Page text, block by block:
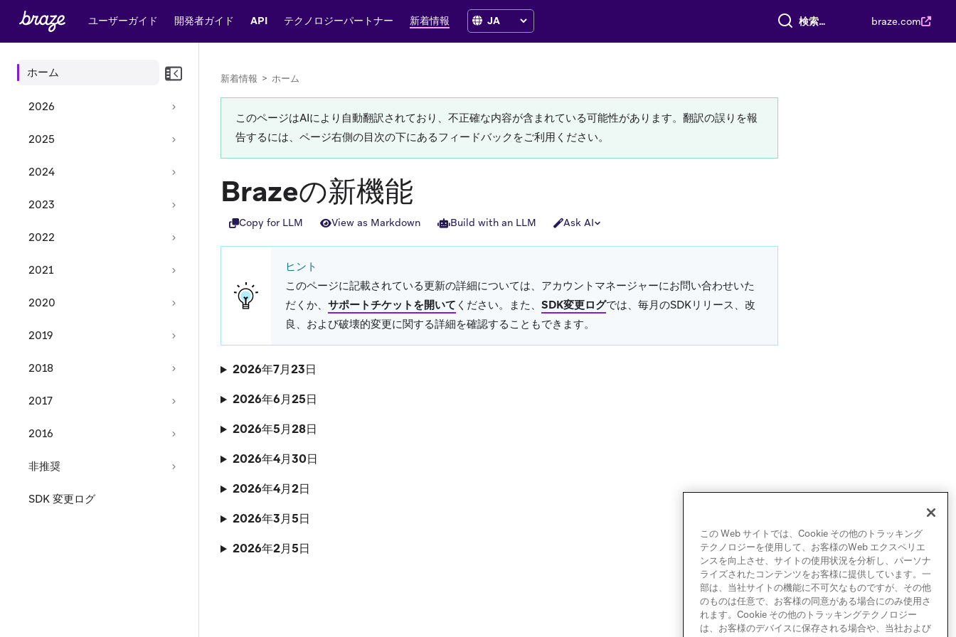
ユーザーガイド 開発者ガイド API テクノロジーパートナー 新着情報 すべて検索 braze.com
ホーム
2026
2025
2024
2023
2022
2021
2020
2019
2018
2017
2016
非推奨
SDK 変更ログ
新着情報 > ホーム
このページはAIにより自動翻訳されており、不正確な内容が含まれている可能性があります。翻訳の誤りを報
告するには、ページ右側の目次の下にあるフィードバックをご利用ください。
Brazeの新機能
Copy for LLM View as Markdown Build with an LLM Ask AI
ヒント
このページに記載されている更新の詳細については、アカウントマネージャーにお問い合わせいた
だくか、 サポートチケットを開いて ください。また、 SDK変更ログでは、毎月のSDKリリース、改
良、および破壊的変更に関する詳細を確認することもできます。
2026年7月23日
2026年6月25日
2026年5月28日
2026年4月30日
2026年4月2日
2026年3月5日
2026年2月5日
この Web サイトでは、Cookie その他のトラッキング
テクノロジーを使用して、お客様のWeb エクスペリエ
ンスを向上させ、サイトの使用状況を分析し、パーソナ
ライズされたコンテンツをお客様に提供しています。一
部は、当社サイトの機能に不可欠なものですが、その他
のものは任意で、お客様の同意がある場合にのみ使用さ
れます。Cookie その他のトラッキングテクノロジー
は、お客様のデバイスに保存される場合や、当社および